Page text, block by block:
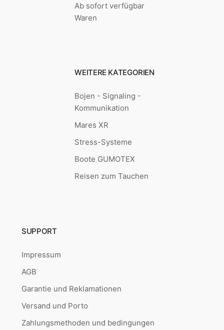
Ab sofort verfügbar
Waren
WEITERE KATEGORIEN
Bojen - Signaling -
Kommunikation
Mares XR
Stress-Systeme
Boote GUMOTEX
Reisen zum Tauchen
SUPPORT
Impressum
AGB
Garantie und Reklamationen
Versand und Porto
Zahlungsmethoden und bedingungen